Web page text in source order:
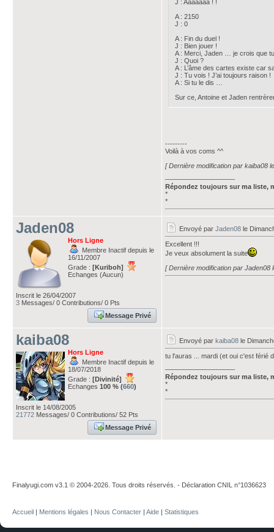
J : Aaaaaaa ! !
A : 2150
J : 0
A : Fin du duel !
J : Bien jouer !
A : Merci, Jaden … je crois que
J : Quoi ?
A : L’âme des cartes existe car
J : Tu vois ! J’ai toujours raison !
A : Si tu le dis …
Sur ce, Antoine et Jaden
---------
Voilà à vos coms ^^
[ Dernière modification par kaiba08
Répondez toujours sur ma liste,
*
*
Jaden08
Hors Ligne
Membre Inactif depuis le
16/11/2007
Grade : [Kuriboh]
Echanges (Aucun)
Inscrit le 26/04/2007
3 Messages/ 0 Contributions/ 0 Pts
Message Privé
Envoyé par Jaden08 le
Excellent !!!
Je veux absolument la suite
[ Dernière modification par Jaden08
kaiba08
Hors Ligne
Membre Inactif depuis le
18/07/2018
Grade : [Divinité]
Echanges 100 % (660)
Inscrit le 14/08/2005
21772 Messages/ 0 Contributions/ 52 Pts
Message Privé
Envoyé par kaiba08 le
tu l'auras ... mardi (et oui c'est férié
Répondez toujours sur ma liste,
*
*
Finalyugi.com v3.1 © 2004-2026. Tous droits réservés. - Déclaration CNIL n°1036623
Accueil | Mentions légales | Nous Contacter | Aide | Statistiques